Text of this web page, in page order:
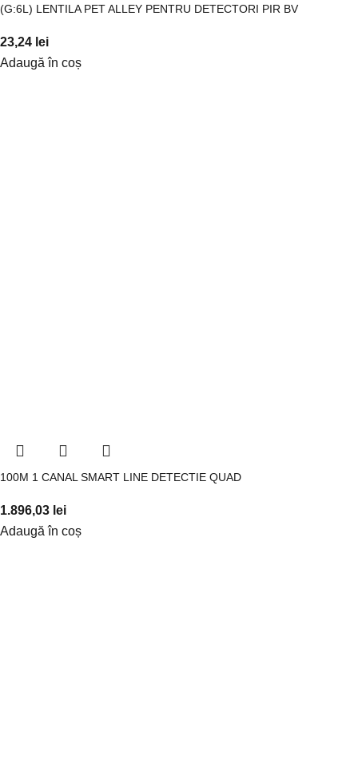
(G:6L) LENTILA PET ALLEY PENTRU DETECTORI PIR BV
23,24 lei
Adaugă în coș
100M 1 CANAL SMART LINE DETECTIE QUAD
1.896,03 lei
Adaugă în coș